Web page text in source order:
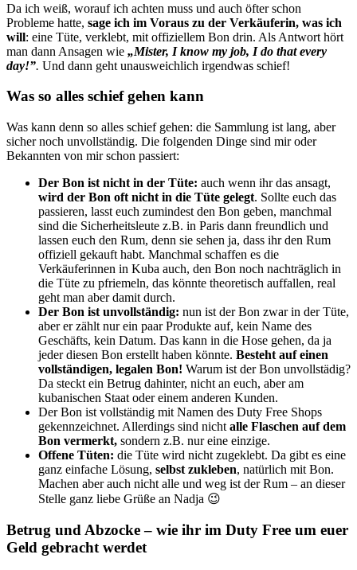
Da ich weiß, worauf ich achten muss und auch öfter schon
Probleme hatte, sage ich im Voraus zu der Verkäuferin, was ich
will: eine Tüte, verklebt, mit offiziellem Bon drin. Als Antwort hört
man dann Ansagen wie „Mister, I know my job, I do that every
day!”. Und dann geht unausweichlich irgendwas schief!
Was so alles schief gehen kann
Was kann denn so alles schief gehen: die Sammlung ist lang, aber
sicher noch unvollständig. Die folgenden Dinge sind mir oder
Bekannten von mir schon passiert:
Der Bon ist nicht in der Tüte: auch wenn ihr das ansagt,
wird der Bon oft nicht in die Tüte gelegt. Sollte euch das
passieren, lasst euch zumindest den Bon geben, manchmal
sind die Sicherheitsleute z.B. in Paris dann freundlich und
lassen euch den Rum, denn sie sehen ja, dass ihr den Rum
offiziell gekauft habt. Manchmal schaffen es die
Verkäuferinnen in Kuba auch, den Bon noch nachträglich in
die Tüte zu pfriemeln, das könnte theoretisch auffallen, real
geht man aber damit durch.
Der Bon ist unvollständig: nun ist der Bon zwar in der Tüte,
aber er zählt nur ein paar Produkte auf, kein Name des
Geschäfts, kein Datum. Das kann in die Hose gehen, da ja
jeder diesen Bon erstellt haben könnte. Besteht auf einen
vollständigen, legalen Bon! Warum ist der Bon unvollstädig?
Da steckt ein Betrug dahinter, nicht an euch, aber am
kubanischen Staat oder einem anderen Kunden.
Der Bon ist vollständig mit Namen des Duty Free Shops
gekennzeichnet. Allerdings sind nicht alle Flaschen auf dem
Bon vermerkt, sondern z.B. nur eine einzige.
Offene Tüten: die Tüte wird nicht zugeklebt. Da gibt es eine
ganz einfache Lösung, selbst zukleben, natürlich mit Bon.
Machen aber auch nicht alle und weg ist der Rum – an dieser
Stelle ganz liebe Grüße an Nadja 😉
Betrug und Abzocke – wie ihr im Duty Free um euer
Geld gebracht werdet